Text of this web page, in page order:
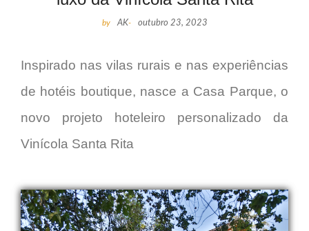
by AK- outubro 23, 2023
Inspirado nas vilas rurais e nas experiências
de hotéis boutique, nasce a Casa Parque, o
novo projeto hoteleiro personalizado da
Vinícola Santa Rita